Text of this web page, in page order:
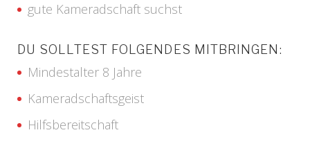
gute Kameradschaft suchst
DU SOLLTEST FOLGENDES MITBRINGEN:
Mindestalter 8 Jahre
Kameradschaftsgeist
Hilfsbereitschaft